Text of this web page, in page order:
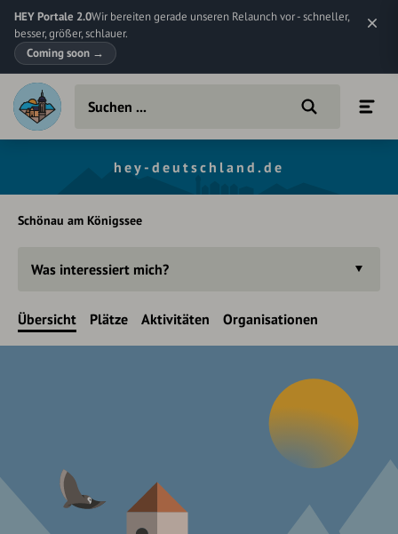
HEY Portale 2.0Wir bereiten gerade unseren Relaunch vor - schneller,
besser, größer, schlauer.
Coming soon →
hey-deutschland.de
Schönau am Königssee
Was interessiert mich?
Übersicht Plätze Aktivitäten Organisationen